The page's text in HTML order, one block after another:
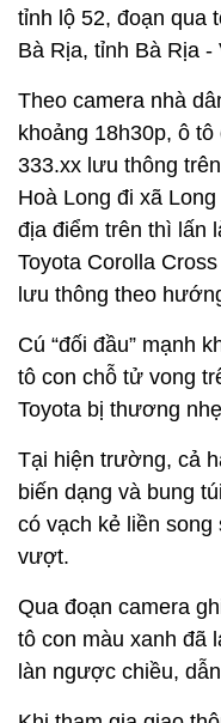
tỉnh lộ 52, đoạn qua
Bà Rịa, tỉnh Bà Rịa -
Theo camera nhà
khoảng 18h30p, ô
333.xx lưu thông
Hoà Long đi xã
địa điểm trên thì lấn
Toyota Corolla
lưu thông theo
Cú “đối đầu” mạnh
tô con chỗ tử vong
Toyota bị thương
Tại hiện trường, cả
biến dạng và bung
có vạch kẻ liền song
vượt.
Qua đoạn camera
tô con màu xanh đã
làn ngược chiều,